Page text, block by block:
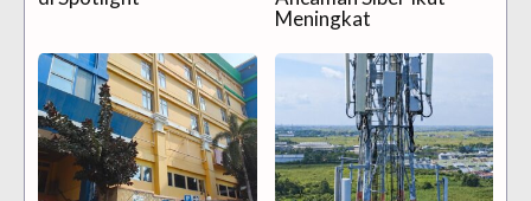
Meningkat